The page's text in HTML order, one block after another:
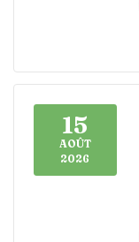
15
AOÛT
2026